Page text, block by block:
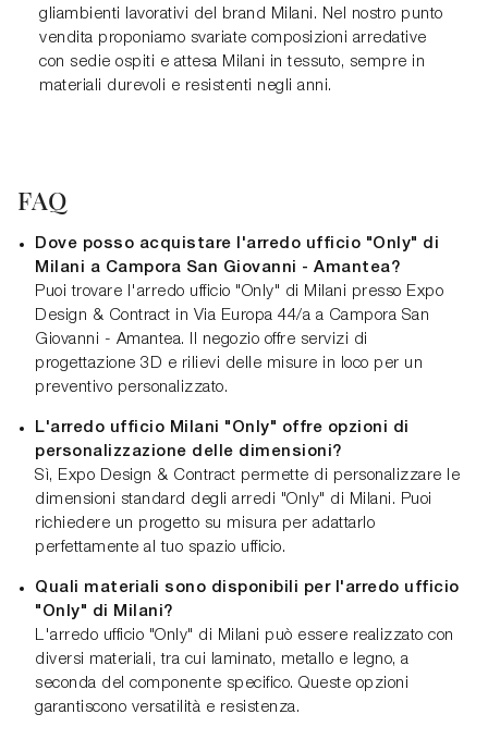
gliambienti lavorativi del brand Milani. Nel nostro punto
vendita proponiamo svariate composizioni arredative
con sedie ospiti e attesa Milani in tessuto, sempre in
materiali durevoli e resistenti negli anni.
FAQ
Dove posso acquistare l'arredo ufficio "Only" di
Milani a Campora San Giovanni - Amantea?
Puoi trovare l'arredo ufficio "Only" di Milani presso Expo
Design & Contract in Via Europa 44/a a Campora San
Giovanni - Amantea. Il negozio offre servizi di
progettazione 3D e rilievi delle misure in loco per un
preventivo personalizzato.
L'arredo ufficio Milani "Only" offre opzioni di
personalizzazione delle dimensioni?
Sì, Expo Design & Contract permette di personalizzare le
dimensioni standard degli arredi "Only" di Milani. Puoi
richiedere un progetto su misura per adattarlo
perfettamente al tuo spazio ufficio.
Quali materiali sono disponibili per l'arredo ufficio
"Only" di Milani?
L'arredo ufficio "Only" di Milani può essere realizzato con
diversi materiali, tra cui laminato, metallo e legno, a
seconda del componente specifico. Queste opzioni
garantiscono versatilità e resistenza.